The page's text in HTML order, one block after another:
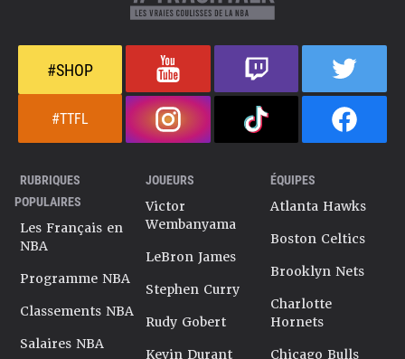
#SHOP
#TTFL
RUBRIQUES
POPULAIRES
Les Français en
NBA
Programme NBA
Classements NBA
Salaires NBA
JOUEURS
Victor
Wembanyama
LeBron James
Stephen Curry
Rudy Gobert
Kevin Durant
ÉQUIPES
Atlanta Hawks
Boston Celtics
Brooklyn Nets
Charlotte
Hornets
Chicago Bulls